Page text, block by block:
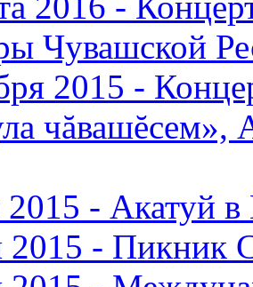
Чувашской
2015 -
- Акатуй
- Пикник